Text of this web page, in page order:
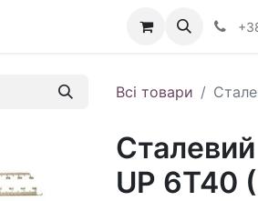
Всі товари
UP 6T40